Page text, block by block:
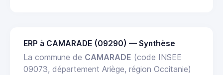
ERP à CAMARADE (09290) — Synthèse
La commune de CAMARADE (code INSEE
09073, département Ariège, région Occitanie)